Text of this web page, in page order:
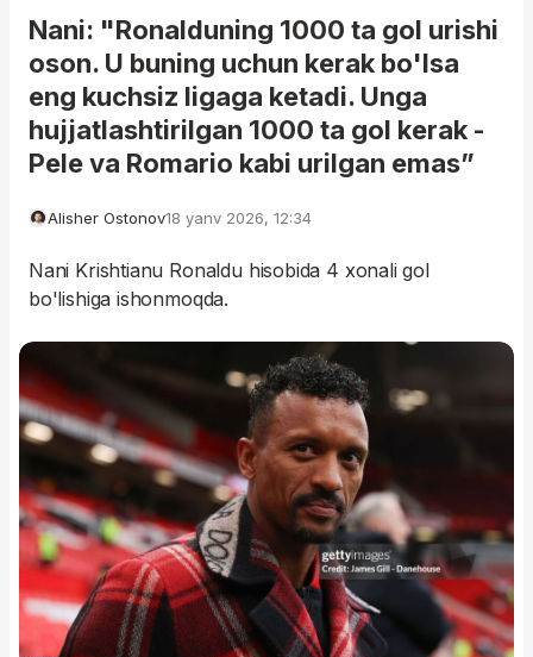
Nani: "Ronalduning 1000 ta gol urishi
oson. U buning uchun kerak bo'lsa
eng kuchsiz ligaga ketadi. Unga
hujjatlashtirilgan 1000 ta gol kerak -
Pele va Romario kabi urilgan emas”
Alisher Ostonov18 yanv 2026, 12:34
Nani Krishtianu Ronaldu hisobida 4 xonali gol
bo'lishiga ishonmoqda.